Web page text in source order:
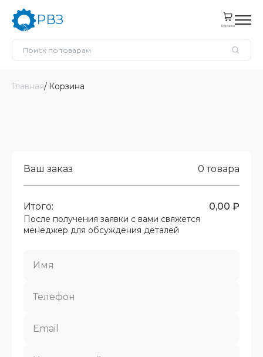
РВЗ корзина
Главная Корзина
Ваш заказ 0 товара
Итого: 0,00 ₽
После получения заявки с вами свяжется
менеджер для обсуждения деталей